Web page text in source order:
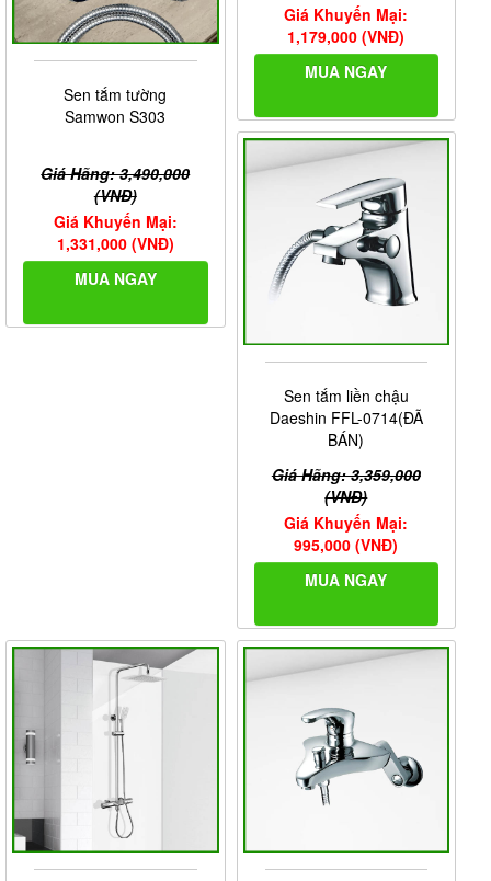
Sen tắm tường
Samwon S303
Giá Hãng: 3,490,000
(VNĐ)
Giá Khuyến Mại:
1,331,000 (VNĐ)
MUA NGAY
Giá Khuyến Mại:
1,179,000 (VNĐ)
MUA NGAY
Sen tắm liền chậu
Daeshin FFL-0714(ĐÃ
BÁN)
Giá Hãng: 3,359,000
(VNĐ)
Giá Khuyến Mại:
995,000 (VNĐ)
MUA NGAY